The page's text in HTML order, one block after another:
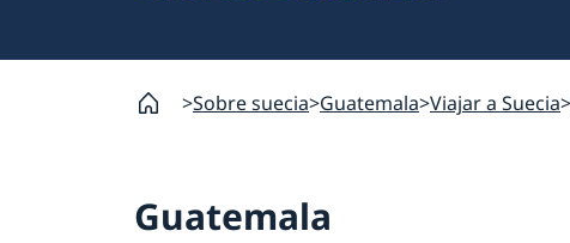
Sobre suecia Guatemala Viajar a Suecia
Guatemala